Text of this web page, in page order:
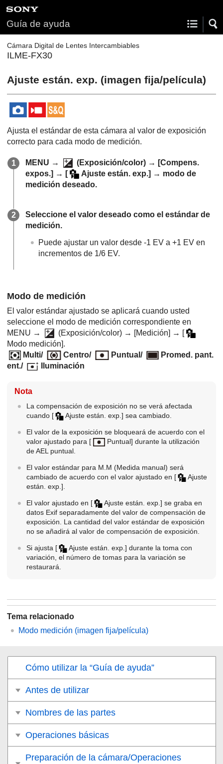
Guía de ayuda
Cámara Digital de Lentes Intercambiables
ILME-FX30
Ajuste están. exp. (imagen fija/película)
Ajusta el estándar de esta cámara al valor de exposición
correcto para cada modo de medición.
MENU → (Exposición/color) → [Compens.
expos.] → [ Ajuste están. exp.] → modo de
medición deseado.
Seleccione el valor deseado como el estándar de
medición.
Puede ajustar un valor desde -1 EV a +1 EV en
incrementos de 1/6 EV.
Modo de medición
El valor estándar ajustado se aplicará cuando usted
seleccione el modo de medición correspondiente en
MENU → (Exposición/color) → [Medición] → [
Modo medición].
Multi/ Centro/ Puntual/
Promed. pant.
ent./ Iluminación
Nota
La compensación de exposición no se verá afectada
cuando [ Ajuste están. exp.] sea cambiado.
El valor de la exposición se bloqueará de acuerdo con el
valor ajustado para [ Puntual] durante la utilización
de AEL puntual.
El valor estándar para M.M (Medida manual) será
cambiado de acuerdo con el valor ajustado en [
Ajuste
están. exp.]
El valor ajustado en [ Ajuste están. exp.] se graba en
datos Exif separadamente del valor de compensación de
exposición. La cantidad del valor estándar de exposición
no se añadirá al valor de compensación de exposición.
Si ajusta [ Ajuste están. exp.] durante la toma con
variación, el número de tomas para la variación se
restaurará.
Tema relacionado
Modo medición (imagen fija/película)
Cómo utilizar la “Guía de ayuda”
Antes de utilizar
Nombres de las partes
Operaciones básicas
Preparación de la cámara/Operaciones